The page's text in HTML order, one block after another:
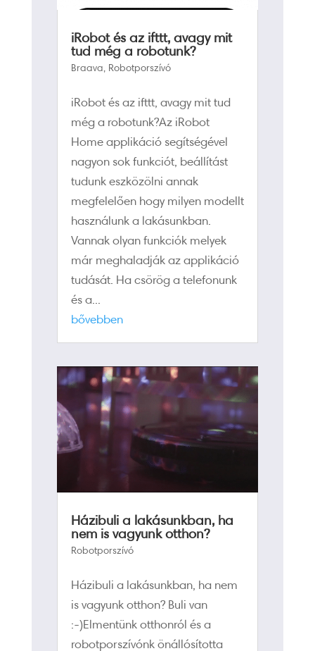
iRobot és az ifttt, avagy mit
tud még a robotunk?
Braava Robotporszívó
iRobot és az ifttt, avagy mit tud
még a robotunk?Az iRobot
Home applikáció segítségével
nagyon sok funkciót, beállítást
tudunk eszközölni annak
megfelelően hogy milyen modellt
használunk a lakásunkban.
Vannak olyan funkciók melyek
már meghaladják az applikáció
tudását. Ha csörög a telefonunk
és a...
bővebben
Házibuli a lakásunkban, ha
nem is vagyunk otthon?
Robotporszívó
Házibuli a lakásunkban, ha nem
is vagyunk otthon? Buli van
:-)Elmentünk otthonról és a
robotporszívónk önállósította